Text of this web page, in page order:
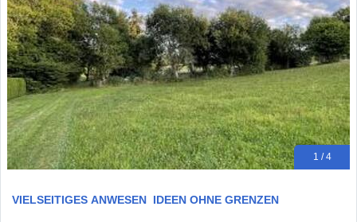
1 / 4
VIELSEITIGES ANWESEN  IDEEN OHNE GRENZEN